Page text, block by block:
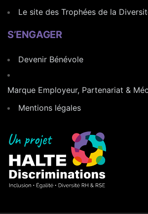
Le site des Trophées de la
S’ENGAGER
Devenir Bénévole
Marque Employeur, Partenariat &
Mentions légales